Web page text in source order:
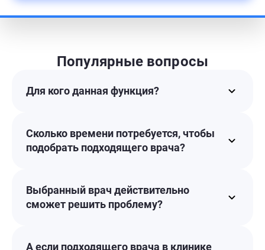
Популярные вопросы
Для кого данная функция?
Сколько времени потребуется, чтобы
подобрать подходящего врача?
Выбранный врач действительно
сможет решить проблему?
А если подходящего врача в клинике